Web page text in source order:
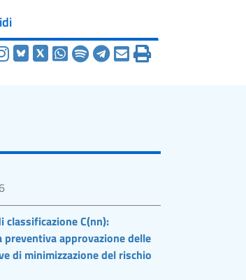
classificazione C(nn):
preventiva approvazione delle
di minimizzazione del rischio